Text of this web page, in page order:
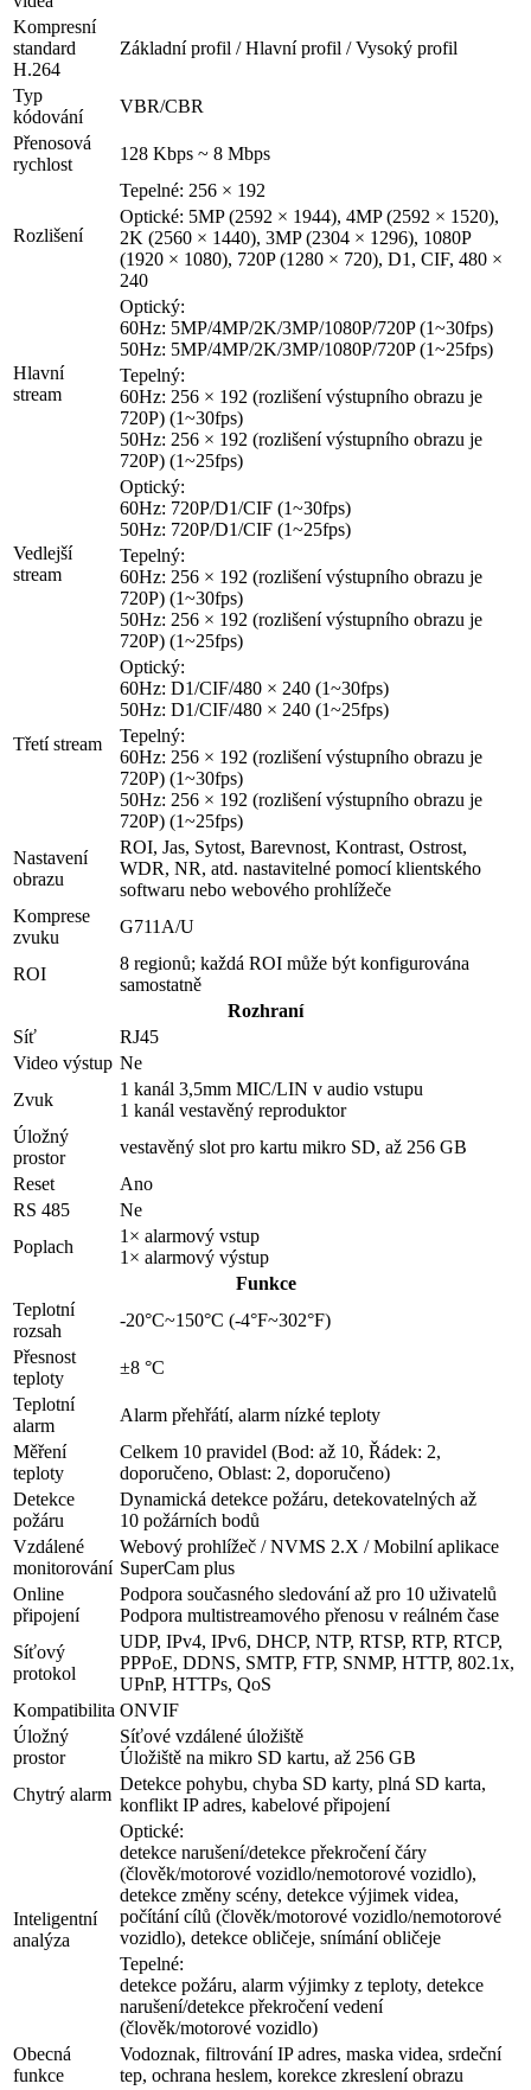
Kompresní
standard
H.264
Základní profil / Hlavní profil / Vysoký profil
Typ
kódování
VBR/CBR
Přenosová
rychlost
128 Kbps ~ 8 Mbps
Rozlišení
Tepelné: 256 × 192
Optické: 5MP (2592 × 1944), 4MP (2592 × 1520),
2K (2560 × 1440), 3MP (2304 × 1296), 1080P
(1920 × 1080), 720P (1280 × 720), D1, CIF, 480 ×
240
Hlavní
stream
Optický:
60Hz: 5MP/4MP/2K/3MP/1080P/720P (1~30fps)
50Hz: 5MP/4MP/2K/3MP/1080P/720P (1~25fps)
Tepelný:
60Hz: 256 × 192 (rozlišení výstupního obrazu je
720P) (1~30fps)
50Hz: 256 × 192 (rozlišení výstupního obrazu je
720P) (1~25fps)
Vedlejší
stream
Optický:
60Hz: 720P/D1/CIF (1~30fps)
50Hz: 720P/D1/CIF (1~25fps)
Tepelný:
60Hz: 256 × 192 (rozlišení výstupního obrazu je
720P) (1~30fps)
50Hz: 256 × 192 (rozlišení výstupního obrazu je
720P) (1~25fps)
Třetí stream
Optický:
60Hz: D1/CIF/480 × 240 (1~30fps)
50Hz: D1/CIF/480 × 240 (1~25fps)
Tepelný:
60Hz: 256 × 192 (rozlišení výstupního obrazu je
720P) (1~30fps)
50Hz: 256 × 192 (rozlišení výstupního obrazu je
720P) (1~25fps)
Nastavení
obrazu
ROI, Jas, Sytost, Barevnost, Kontrast, Ostrost,
WDR, NR, atd. nastavitelné pomocí klientského
softwaru nebo webového prohlížeče
Komprese
zvuku
G711A/U
ROI
8 regionů; každá ROI může být konfigurována
samostatně
Rozhraní
Síť
RJ45
Video výstup Ne
Zvuk
1 kanál 3,5mm MIC/LIN v audio vstupu
1 kanál vestavěný reproduktor
Úložný
prostor
vestavěný slot pro kartu mikro SD, až 256 GB
Reset
Ano
RS 485
Ne
Poplach
1× alarmový vstup
1× alarmový výstup
Funkce
Teplotní
rozsah
-20°C~150°C (-4°F~302°F)
Přesnost
teploty
±8 °C
Teplotní
alarm
Alarm přehřátí, alarm nízké teploty
Měření
teploty
Celkem 10 pravidel (Bod: až 10, Řádek: 2,
doporučeno, Oblast: 2, doporučeno)
Detekce
požáru
Dynamická detekce požáru, detekovatelných až
10 požárních bodů
Vzdálené
monitorování
Webový prohlížeč / NVMS 2.X / Mobilní aplikace
SuperCam plus
Online
připojení
Podpora současného sledování až pro 10 uživatelů
Podpora multistreamového přenosu v reálném čase
Síťový
protokol
UDP, IPv4, IPv6, DHCP, NTP, RTSP, RTP, RTCP,
PPPoE, DDNS, SMTP, FTP, SNMP, HTTP, 802.1x,
UPnP, HTTPs, QoS
Kompatibilita ONVIF
Úložný
prostor
Síťové vzdálené úložiště
Úložiště na mikro SD kartu, až 256 GB
Chytrý alarm
Detekce pohybu, chyba SD karty, plná SD karta,
konflikt IP adres, kabelové připojení
Inteligentní
analýza
Optické:
detekce narušení/detekce překročení čáry
(člověk/motorové vozidlo/nemotorové vozidlo),
detekce změny scény, detekce výjimek videa,
počítání cílů (člověk/motorové vozidlo/nemotorové
vozidlo), detekce obličeje, snímání obličeje
Tepelné:
detekce požáru, alarm výjimky z teploty, detekce
narušení/detekce překročení vedení
(člověk/motorové vozidlo)
Obecná
funkce
Vodoznak, filtrování IP adres, maska videa, srdeční
tep, ochrana heslem, korekce zkreslení obrazu